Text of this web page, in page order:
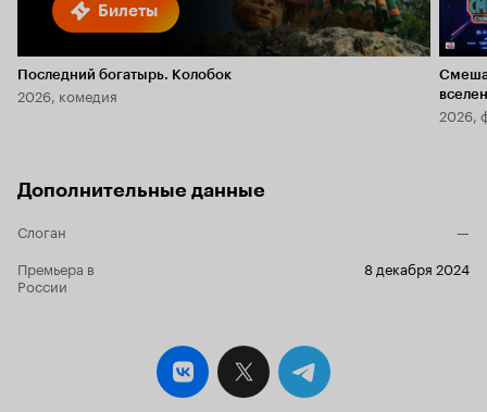
Билеты
Последний богатырь. Колобок
2026, комедия
2026,
Дополнительные данные
Слоган
—
Премьера в
России
8 декабря 2024